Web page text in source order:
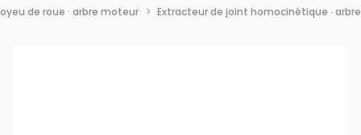
de roue · arbre moteur Extracteur de joint homocinétique ∙